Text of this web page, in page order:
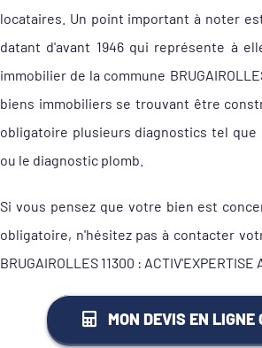
locataires. Un point important à noter
datant d'avant 1946 qui représente à
immobilier de la commune
biens immobiliers se trouvant être
obligatoire plusieurs diagnostics tel que
ou le diagnostic plomb.
Si vous pensez que votre bien est
obligatoire, n'hésitez pas à contacter
BRUGAIROLLES 11300 : ACTIV'EXPERTISE
MON DEVIS EN LIGNE